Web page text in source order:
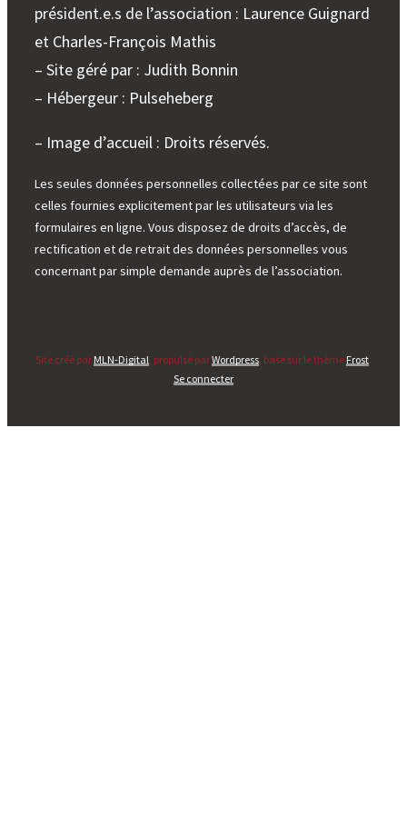
président.e.s de l’association : Laurence Guignard
et Charles-François Mathis
– Site géré par : Judith Bonnin
– Hébergeur : Pulseheberg
– Image d’accueil : Droits réservés.
Les seules données personnelles collectées par ce site sont
celles fournies explicitement par les utilisateurs via les
formulaires en ligne. Vous disposez de droits d’accès, de
rectification et de retrait des données personnelles vous
concernant par simple demande auprès de l’association.
Site créé par MLN-Digital, propulsé parWordpress, basé sur le thème Frost.
Se connecter